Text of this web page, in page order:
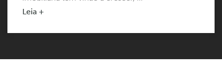
Leia +